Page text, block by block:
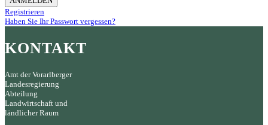
Registrieren
Haben Sie Ihr Passwort vergessen?
KONTAKT
Amt der Vorarlberger
Landesregierung
Abteilung
Landwirtschaft und
ländlicher Raum